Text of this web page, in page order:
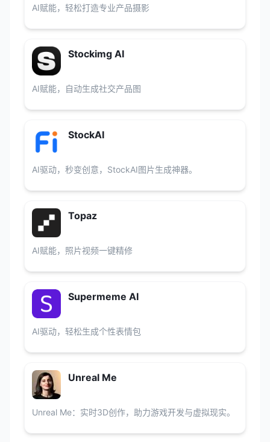
AI赋能，轻松打造专业产品摄影
Stockimg AI
AI赋能，自动生成社交产品图
StockAI
AI驱动，秒变创意，StockAI图片生成神器。
Topaz
AI赋能，照片视频一键精修
Supermeme AI
AI驱动，轻松生成个性表情包
Unreal Me
Unreal Me：实时3D创作，助力游戏开发与虚拟现实。